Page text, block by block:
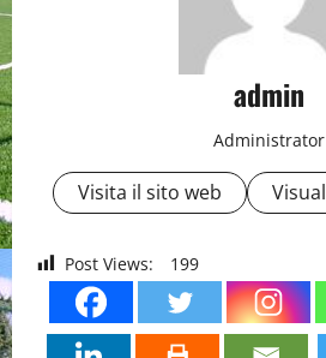
admin
Administrator
Visita il sito web
Post Views: 199